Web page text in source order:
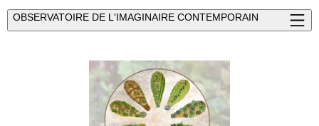
OBSERVATOIRE DE L'IMAGINAIRE CONTEMPORAIN